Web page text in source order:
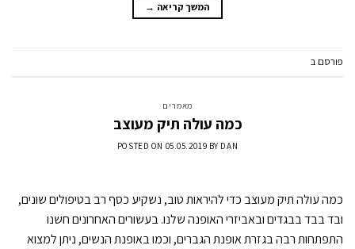
המשך קריאה →
פורסם ב
מאמרים
כמה עולה תיק מעוצב
POSTED ON 05.05.2019 BY DAN
כמה עולה תיק מעוצב כדי להיראות טוב, נשקיע כסף רב בטיפולים שונים,
ובד בבד בבגדים ובאביזרי האופנה שלנו. בעשורים האחרונים חשנו
התפתחות רבה בגזרת אופנת הגברים, וכמו באופנת הנשים, ניתן למצוא